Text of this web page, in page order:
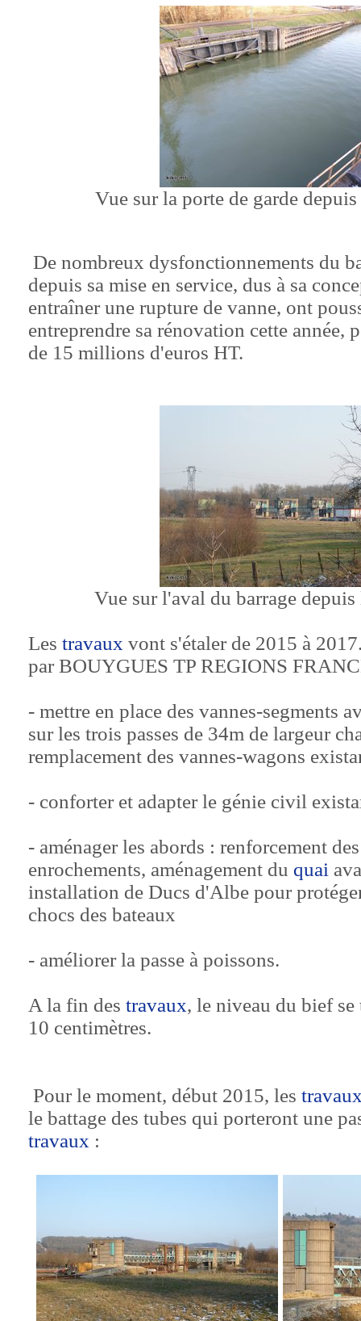
Vue sur la porte de garde
De nombreux dysfonctionnements du
depuis sa mise en service, dus à sa
entraîner une rupture de vanne, ont
entreprendre sa rénovation cette année,
de 15 millions d'euros HT.
Vue sur l'aval du barrage
Les travaux vont s'étaler de 2015 à
par BOUYGUES TP REGIONS
- mettre en place des vannes-segments
sur les trois passes de 34m de largeur
remplacement des vannes-wagons
- conforter et adapter le génie civil
- aménager les abords : renforcement
enrochements, aménagement du quai
installation de Ducs d'Albe pour
chocs des bateaux
- améliorer la passe à poissons.
A la fin des travaux, le niveau du bief se
10 centimètres.
Pour le moment, début 2015, les
le battage des tubes qui porteront une
travaux :